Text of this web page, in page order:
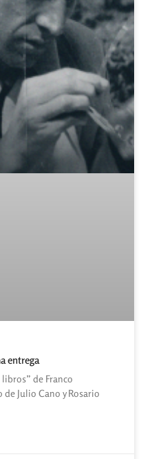
entrega
de Franco
de Julio Cano y Rosario